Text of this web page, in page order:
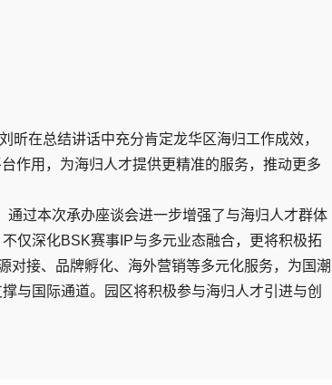
昕在总结讲话中充分肯定龙华区海归工作成效，
作用，为海归人才提供更精准的服务，推动更多
过本次承办座谈会进一步增强了与海归人才群体
仅深化BSK赛事IP与多元业态融合，更将积极拓
对接、品牌孵化、海外营销等多元化服务，为国潮
与国际通道。园区将积极参与海归人才引进与创